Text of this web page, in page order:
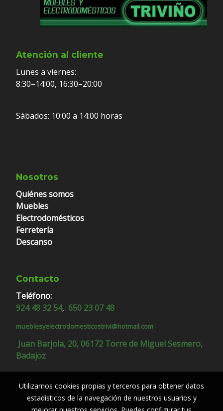
Atención al cliente
Lunes a viernes:
8:30–14:00, 16:30–20:00
Sábados: 10:00 a 14:00 horas
Nosotros
Quiénes somos
Muebles
Electrodomésticos
Ferretería
Descanso
Contacto
Teléfono:
924 48 32 54, 650 23 07 48
mueblesyelectrodomesticostrivi@hotmail.com
Juan Barjola, 20, 06172 Torre de Miguel Sesmero,
Badajoz
Utilizamos cookies propias y terceros para obtener datos
estadísticos de la navegación de nuestros usuarios y